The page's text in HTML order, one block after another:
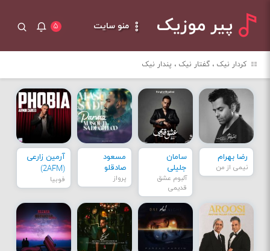
پیر موزیک منو سایت ۵
کردار نیک ، گفتار نیک ، پندار نیک
رضا بهرام
نیمی از من
سامان
جلیلی
آلبوم عشق
قدیمی
مسعود
صادقلو
پرواز
آرمین زارعی
(2AFM)
فوبیا